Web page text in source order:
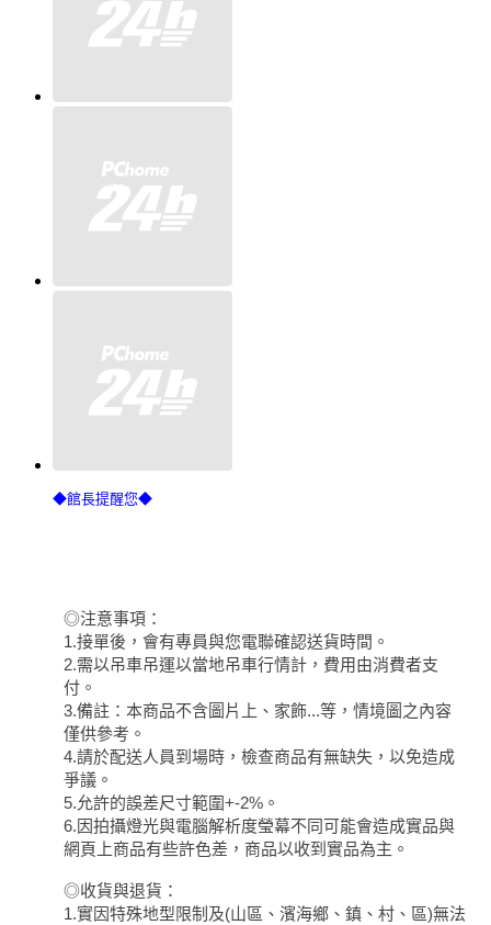
◆館長提醒您◆
◎注意事項：
1.接單後，會有專員與您電聯確認送貨時間。
2.需以吊車吊運以當地吊車行情計，費用由消費者支
付。
3.備註：本商品不含圖片上、家飾...等，情境圖之內容
僅供參考。
4.請於配送人員到場時，檢查商品有無缺失，以免造成
爭議。
5.允許的誤差尺寸範圍+-2%。
6.因拍攝燈光與電腦解析度瑩幕不同可能會造成實品與
網頁上商品有些許色差，商品以收到實品為主。
◎收貨與退貨：
1.實因特殊地型限制及(山區、濱海鄉、鎮、村、區)無法